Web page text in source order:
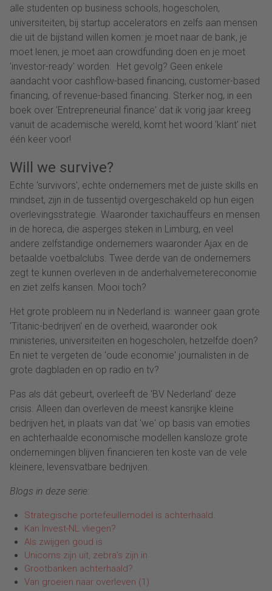
alle studenten op business schools, hogescholen,
universiteiten, bij startup accelerators en zelfs aan mensen
die uit de bijstand willen komen: je moet naar de bank, je
moet lenen, je moet aan crowdfunding doen en je moet
'investor-ready' worden. Het gevolg? Geen enkele
aandacht voor cashflow-based financing, customer-based
financing, of revenue-based financing. Sterker nog, in een
boek over 'Entrepreneurial finance' dat ik vorig jaar kreeg
vanuit de academische wereld, komt het woord 'klant' niet
één keer voor!
Will we survive?
Echte 'survivors', echte ondernemers met de juiste skills en
mindset, zijn in de tussentijd overgeschakeld op hun eigen
overlevingsstrategie. Waaronder taxichauffeurs en mensen
in de horeca, die asperges steken in Limburg, en veel
andere zelfstandige ondernemers waaronder Ajax en de
betaalde voetbalclubs. Twee derde van de ondernemers
zegt te kunnen overleven in de anderhalvemetereconomie
en ziet zelfs kansen. Mooi toch?
Het grote probleem nu in Nederland is: wanneer gaan grote
'Titanic-bedrijven' en de overheid, waaronder ook
ministeries, universiteiten en hogescholen, hetzelfde doen?
En niet te vergeten de 'oude economie' journalisten in de
grote dagbladen en op radio en tv?
Pas als dát gebeurt, overleeft de 'BV Nederland' deze
crisis. Alleen dan overleven de meest kansrijke kleine
bedrijven het, in plaats van dat 'we' op basis van emoties
en achterhaalde economische modellen kansloze grote
ondernemingen blijven financieren ten koste van de vele
kleinere, levensvatbare bedrijven.
Blogs in deze serie:
Strategische portefeuillemodel is achterhaald.
Kan Invest-NL vliegen?
Als zwijgen goud is
Unicorns zijn uit, zebra's zijn in
Grootbanken achterhaald?
Van groeien naar overleven (1)